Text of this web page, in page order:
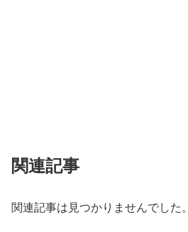
関連記事
関連記事は見つかりませんでした。